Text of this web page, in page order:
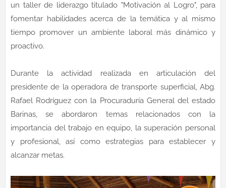
un taller de liderazgo titulado "Motivación al Logro", para
fomentar habilidades acerca de la temática y al mismo
tiempo promover un ambiente laboral más dinámico y
proactivo.
Durante la actividad realizada en articulación del
presidente de la operadora de transporte superficial, Abg.
Rafael Rodríguez con la Procuraduría General del estado
Barinas, se abordaron temas relacionados con la
importancia del trabajo en equipo, la superación personal
y profesional, así como estrategias para establecer y
alcanzar metas.